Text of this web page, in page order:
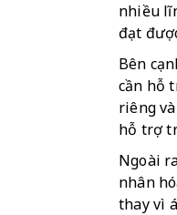
nhiều
đạt
Bên
cần hỗ
riêng
hỗ trợ
Ngoài
nhân
thay vì